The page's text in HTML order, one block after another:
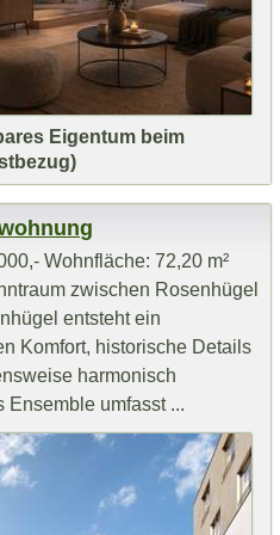
Eigentum beim
Wohnfläche: 72,20 m²
zwischen Rosenhügel
entsteht ein
Komfort, historische Details
harmonisch
Ensemble umfasst ...